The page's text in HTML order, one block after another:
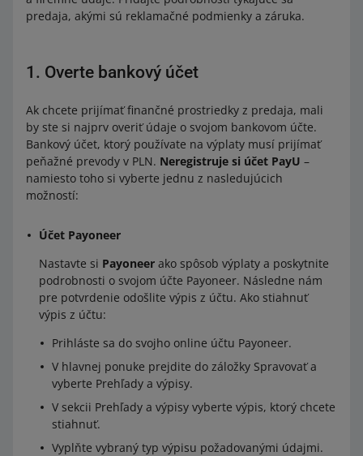
predaja, akými sú reklamačné podmienky a záruka.
1. Overte bankový účet
Ak chcete prijímať finančné prostriedky z predaja, mali
by ste si najprv overiť údaje o svojom bankovom účte.
Bankový účet, ktorý používate na výplaty musí prijímať
peňažné prevody v PLN. Neregistruje si účet PayU –
namiesto toho si vyberte jednu z nasledujúcich
možností:
Účet Payoneer
Nastavte si Payoneer ako spôsob výplaty a poskytnite
podrobnosti o svojom účte Payoneer. Následne nám
pre potvrdenie odošlite výpis z účtu. Ako stiahnuť
výpis z účtu:
Prihláste sa do svojho online účtu Payoneer.
V hlavnej ponuke prejdite do záložky Spravovať a
vyberte Prehľady a výpisy.
V sekcii Prehľady a výpisy vyberte výpis, ktorý chcete
stiahnuť.
Vyplňte vybraný typ výpisu požadovanými údajmi.